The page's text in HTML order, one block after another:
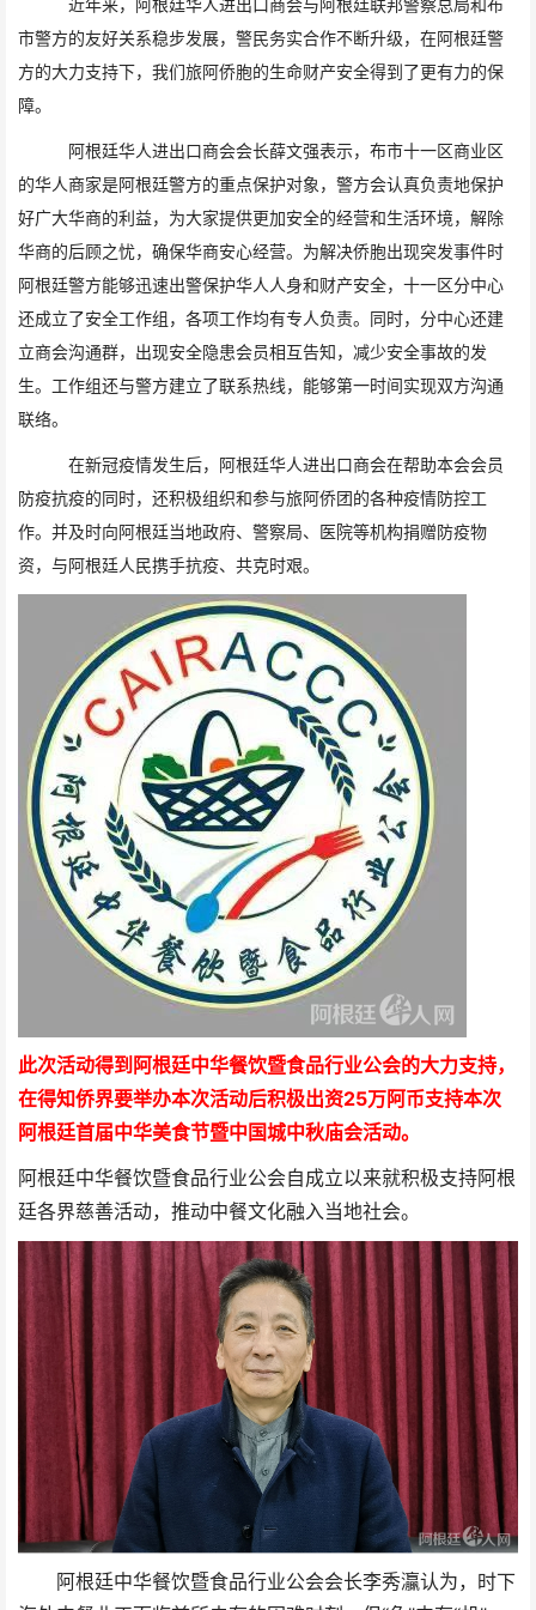
近年来， 阿根廷华人进出口商会与 阿根廷联邦警察总局和 布
市警方的友好关系稳步发展，警民务实合作不断升级，在阿根廷警
方的大力支持下，我们旅阿侨胞的生命财产安全得到了更有力的保
障。
阿根廷华人进出口商会会长薛文强表示，布市十一区商业区
的华人商家是阿根廷警方的重点保护对象 ， 警方会认真负责地保护
好广大华商的利益，为大家提供更加安全的经营和生活环境，解除
华商的后顾之忧，确保华商安心经营。 为解决侨胞出现突发事件时
阿根廷警方能够迅速出警保护华人人身和财产安全，十一区分中心
还成立了安全工作组，各项工作均有专人负责。同时，分中心还建
立商会沟通群，出现安全隐患会员相互告知，减少安全事故的发
生。工作组还与警方建立了联系热线，能够第一时间实现双方沟通
联络。
在新冠疫情发生后， 阿根廷华人进出口商会在帮助本会会员
防疫抗疫的同时，还积极组织和参与旅阿侨团的各种疫情防控工
作。并及时向阿根廷当地政府、警察局、医院等机构捐赠防疫物
资，与阿根廷人民携手抗疫、共克时艰。
此次活动得到阿根廷中华餐饮暨食品行业公会的大力支持，
在得知侨界要举办本次活动后积极出资25万阿币支持本次
阿根廷首届中华美食节暨中国城中秋庙会活动。
阿根廷中华餐饮暨食品行业公会自成立以来就积极支持阿根
廷各界慈善活动，推动中餐文化融入当地社会。
阿根廷中华餐饮暨食品行业公会会长李秀灜认为，时下